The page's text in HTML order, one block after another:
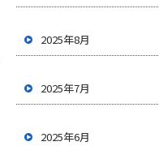
2025年8月
2025年7月
2025年6月